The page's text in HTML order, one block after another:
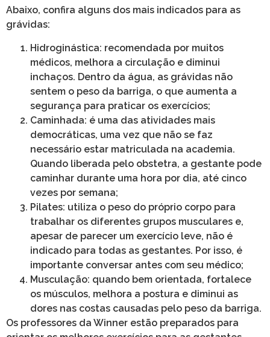
Abaixo, confira alguns dos mais indicados para as
grávidas:
Hidroginástica: recomendada por muitos
médicos, melhora a circulação e diminui
inchaços. Dentro da água, as grávidas não
sentem o peso da barriga, o que aumenta a
segurança para praticar os exercícios;
Caminhada: é uma das atividades mais
democráticas, uma vez que não se faz
necessário estar matriculada na academia.
Quando liberada pelo obstetra, a gestante pode
caminhar durante uma hora por dia, até cinco
vezes por semana;
Pilates: utiliza o peso do próprio corpo para
trabalhar os diferentes grupos musculares e,
apesar de parecer um exercício leve, não é
indicado para todas as gestantes. Por isso, é
importante conversar antes com seu médico;
Musculação: quando bem orientada, fortalece
os músculos, melhora a postura e diminui as
dores nas costas causadas pelo peso da barriga.
Os professores da Winner estão preparados para